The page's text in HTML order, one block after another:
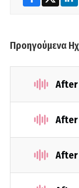
Προηγούμενα
After
After
After